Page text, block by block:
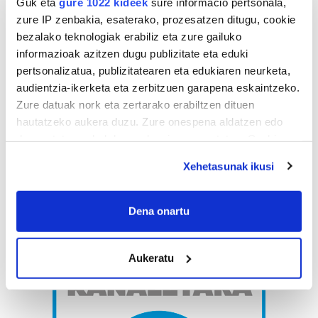
zure IP zenbakia, esaterako, prozesatzen ditugu, cookie
bezalako teknologiak erabiliz eta zure gailuko
informazioak azitzen dugu publizitate eta eduki
pertsonalizatua, publizitatearen eta edukiaren neurketa,
audientzia-ikerketa eta zerbitzuen garapena eskaintzeko.
Zure datuak nork eta zertarako erabiltzen dituen
hautatzeko aukera duzu. Zure onespena aldatzen edo
If you allow, we would also like to:
Collect information about your geographical
meters
Identify your device by actively scanning it for
specific characteristics (fingerprinting)
Find out more about how your personal data is processed
and set your preferences in thedetails section
Xehetasunak ikusi
Dena onartu
Aukeratu